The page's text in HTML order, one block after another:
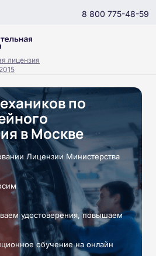
8 800 775-48-59
лицензия
по
в Москве
Лицензии Министерства
удостоверения, повышаем
обучение на онлайн